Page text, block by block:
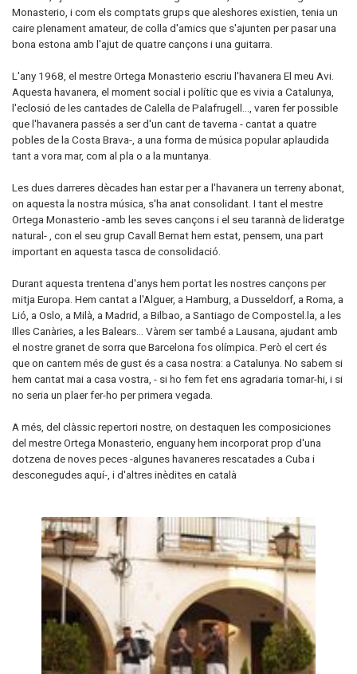
Monasterio, i com els comptats grups que aleshores existien, tenia un
caire plenament amateur, de colla d'amics que s'ajunten per pasar una
bona estona amb l'ajut de quatre cançons i una guitarra.
L'any 1968, el mestre Ortega Monasterio escriu l'havanera El meu Avi.
Aquesta havanera, el moment social i polític que es vivia a Catalunya,
l'eclosió de les cantades de Calella de Palafrugell..., varen fer possible
que l'havanera passés a ser d'un cant de taverna - cantat a quatre
pobles de la Costa Brava-, a una forma de música popular aplaudida
tant a vora mar, com al pla o a la muntanya.
Les dues darreres dècades han estar per a l'havanera un terreny abonat,
on aquesta la nostra música, s'ha anat consolidant. I tant el mestre
Ortega Monasterio -amb les seves cançons i el seu tarannà de lideratge
natural- , con el seu grup Cavall Bernat hem estat, pensem, una part
important en aquesta tasca de consolidació.
Durant aquesta trentena d'anys hem portat les nostres cançons per
mitja Europa. Hem cantat a l'Alguer, a Hamburg, a Dusseldorf, a Roma, a
Lió, a Oslo, a Milà, a Madrid, a Bilbao, a Santiago de Compostel.la, a les
Illes Canàries, a les Balears... Vàrem ser també a Lausana, ajudant amb
el nostre granet de sorra que Barcelona fos olímpica. Però el cert és
que on cantem més de gust és a casa nostra: a Catalunya. No sabem si
hem cantat mai a casa vostra, - si ho fem fet ens agradaria tornar-hi, i si
no seria un plaer fer-ho per primera vegada.
A més, del clàssic repertori nostre, on destaquen les composiciones
del mestre Ortega Monasterio, enguany hem incorporat prop d'una
dotzena de noves peces -algunes havaneres rescatades a Cuba i
desconegudes aquí-, i d'altres inèdites en català